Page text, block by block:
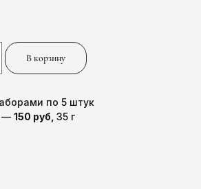
В корзину
по 5 штук
— 150 руб, 35 г